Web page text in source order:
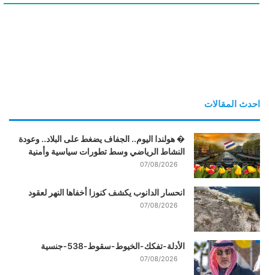
احدث المقالات
� هولندا اليوم.. الجفاف يضغط على البلاد.. وعودة
النشاط الرياضي وسط تطورات سياسية وأمنية
07/08/2026
انحسار الدانوب يكشف كنوزا أخفاها النهر لعقود
07/08/2026
الأدلة-تفكك-الخيوط-سقوط-538-جنسية
07/08/2026